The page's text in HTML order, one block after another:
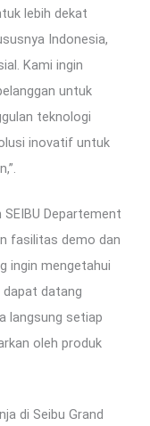
lebih dekat
Indonesia,
Kami ingin
untuk
teknologi
inovatif untuk
Departement
fasilitas demo dan
ingin mengetahui
dapat datang
langsung setiap
oleh produk
di Seibu Grand